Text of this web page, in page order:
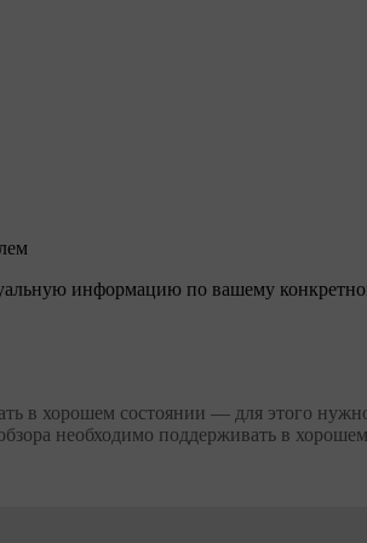
информацию по вашему
в хорошем состоянии — для этого
необходимо поддерживать в